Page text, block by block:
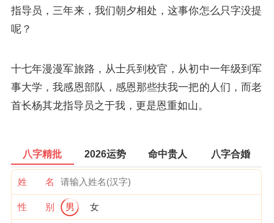
指导员，三年来，我们朝夕相处，这事你怎么只字没提
呢？
十七年漫漫军旅路，从士兵到校官，从初中一年级到军
事大学，我感恩部队，感恩那些扶我一把的人们，而老
首长杨其龙指导员之于我，更是恩重如山。
八字精批 2026运势 命中贵人 八字合婚
姓 名
性 别 男 女